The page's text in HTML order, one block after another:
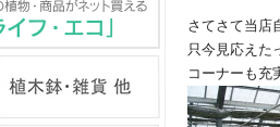
さてさて当店
只今見応えた
コーナーも充